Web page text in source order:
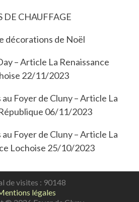
DE CHAUFFAGE
décorations de Noël
– Article La Renaissance
22/11/2023
Foyer de Cluny – Article La
06/11/2023
Foyer de Cluny – Article La
Lochoise 25/10/2023
de visites : 90148
légales